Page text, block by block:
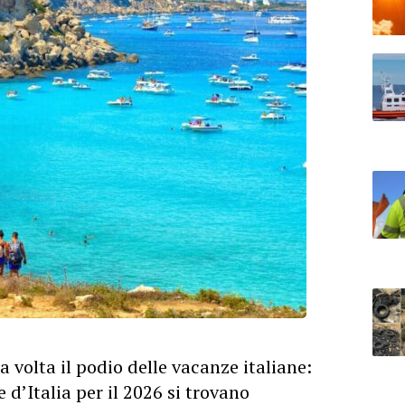
volta il podio delle vacanze italiane:
d’Italia per il 2026 si trovano